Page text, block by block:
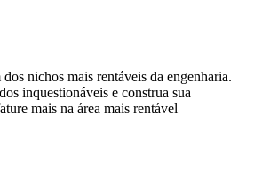
nichos mais rentáveis da engenharia.
inquestionáveis e construa sua
mais na área mais rentável